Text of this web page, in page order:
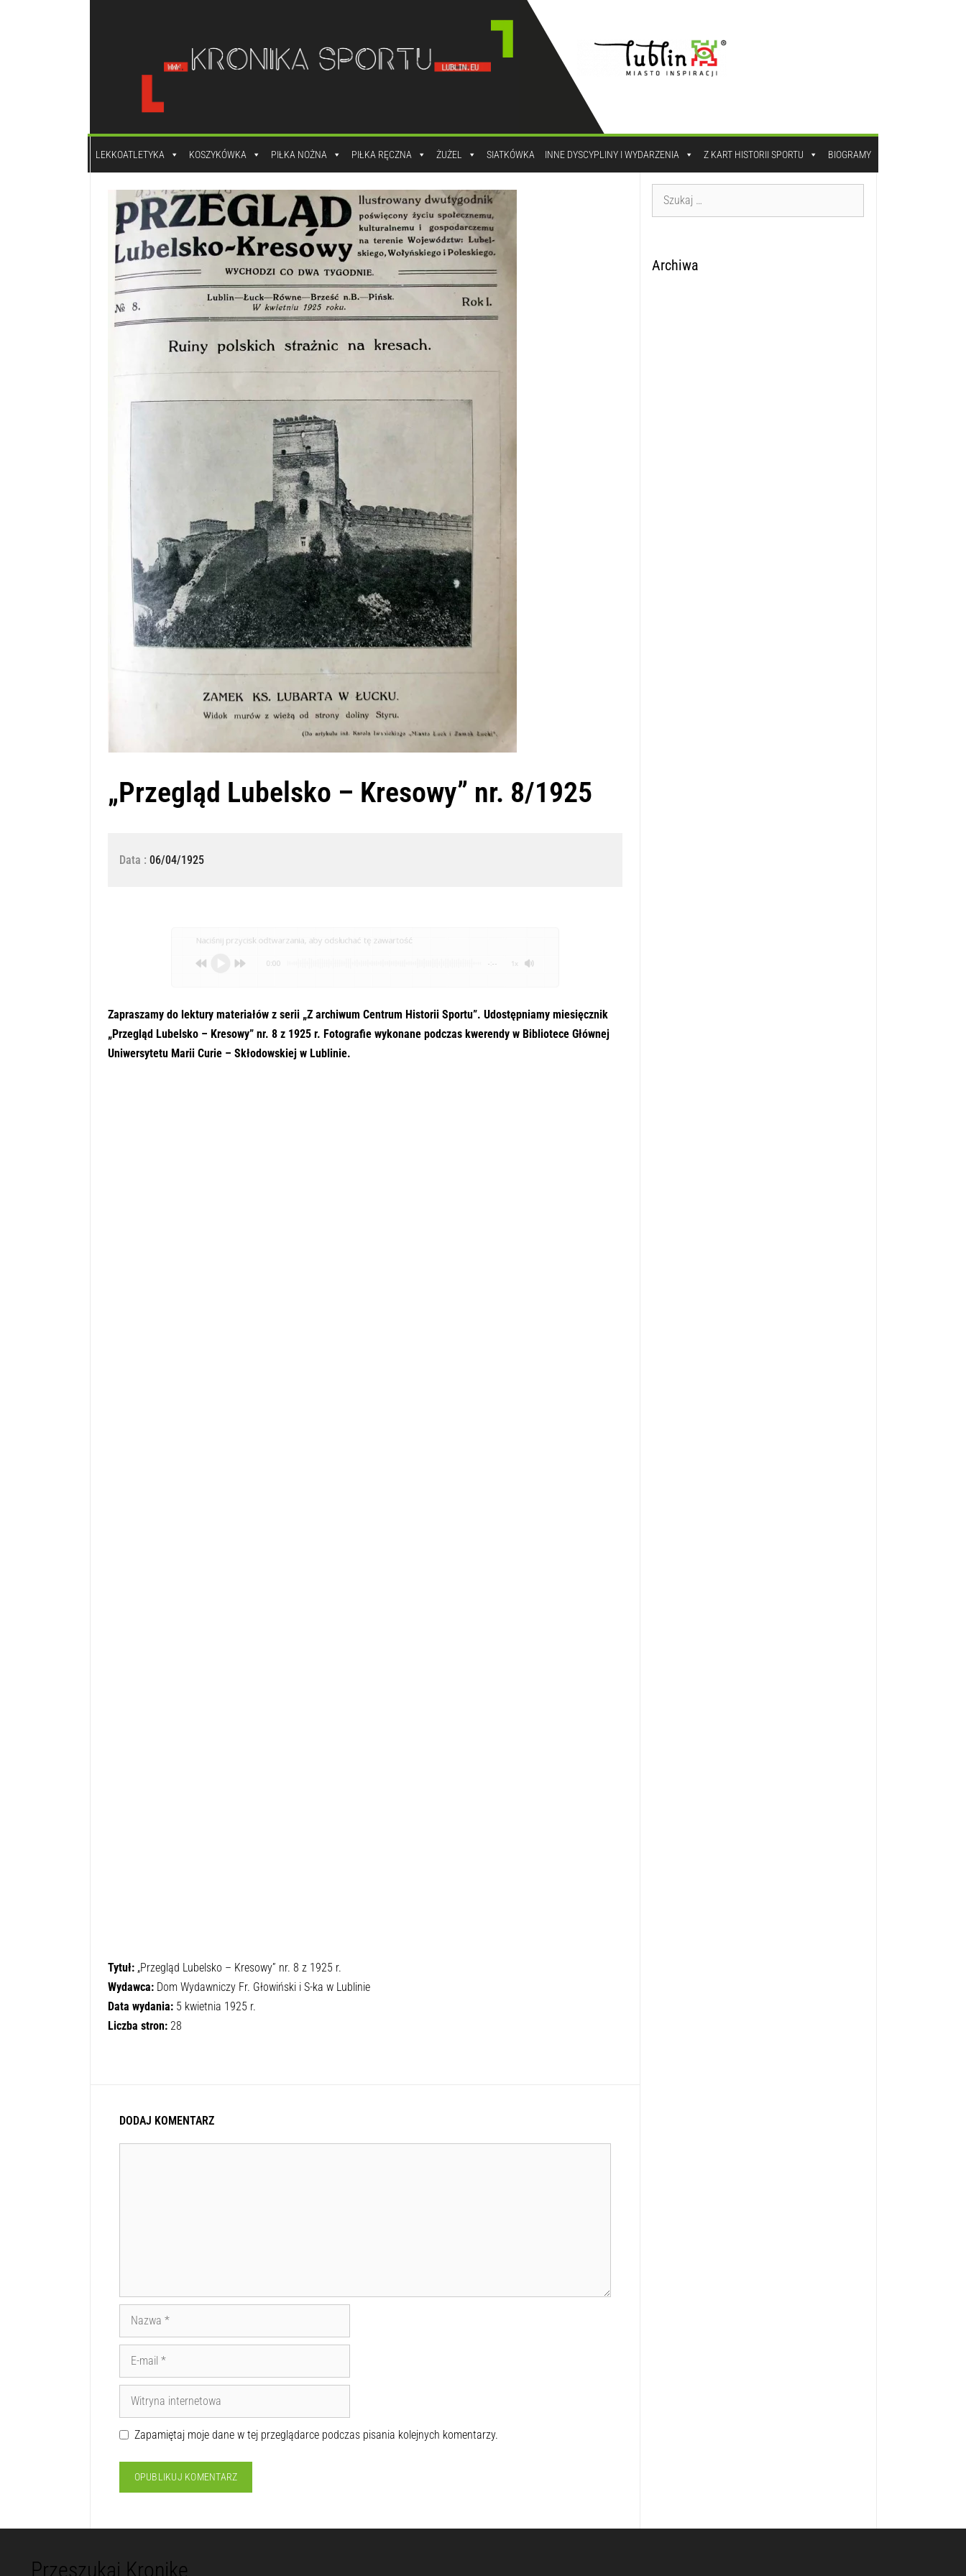
LEKKOATLETYKA KOSZYKÓWKA PIŁKA NOŻNA PIŁKA RĘCZNA ŻUŻEL SIATKÓWKA INNE DYSCYPLINY I WYDARZENIA Z KART HISTORII SPORTU BIOGRAMY
„Przegląd Lubelsko – Kresowy” nr. 8/1925
Data : 06/04/1925
Naciśnij przycisk odtwarzania, aby odsłuchać tę zawartość
0:00 -:--
Zapraszamy do lektury materiałów z serii „Z archiwum Centrum Historii Sportu”. Udostępniamy miesięcznik
„Przegląd Lubelsko – Kresowy” nr. 8 z 1925 r. Fotografie wykonane podczas kwerendy w Bibliotece Głównej
Uniwersytetu Marii Curie – Skłodowskiej w Lublinie.
Tytuł:„Przegląd Lubelsko – Kresowy” nr. 8 z 1925 r.
Wydawca:Dom Wydawniczy Fr. Głowiński i S-ka w Lublinie
Data wydania:5 kwietnia 1925 r.
Liczba stron:28
DODAJ KOMENTARZ
Zapamiętaj moje dane w tej przeglądarce podczas pisania kolejnych komentarzy.
Archiwa
Przeszukaj Kronikę